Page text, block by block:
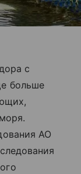
с
больше
АО